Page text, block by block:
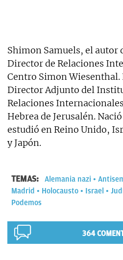
Shimon Samuels, el autor
Director de Relaciones
Centro Simon Wiesenthal.
Director Adjunto del
Relaciones
Hebrea de Jerusalén.
estudió en Reino Unido,
y Japón.
TEMAS: Alemania nazi
Madrid
Holocausto Israel
Podemos
364